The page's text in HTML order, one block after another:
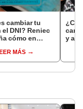
cambiar tu
el DNI? Reniec
cómo en
MÁS
y